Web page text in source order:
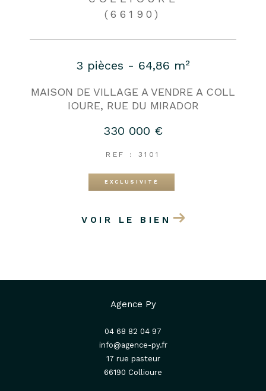
(66190)
3 pièces - 64,86 m²
MAISON DE VILLAGE A VENDRE A COLL
IOURE, RUE DU MIRADOR
330 000 €
REF : 3101
EXCLUSIVITÉ
VOIR LE BIEN
Agence Py
04 68 82 04 97
info@agence-py.fr
17 rue pasteur
66190
collioure